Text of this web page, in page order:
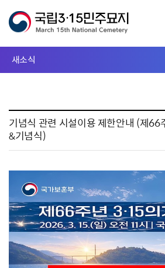
새소식
기념식 관련 시설이용 제한안내 (제66
&기념식)